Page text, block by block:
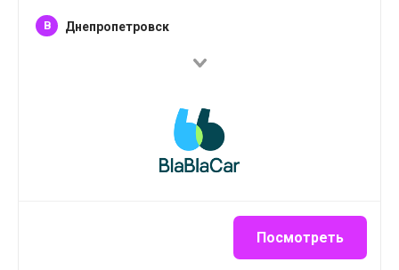
B Днепропетровск
Посмотреть